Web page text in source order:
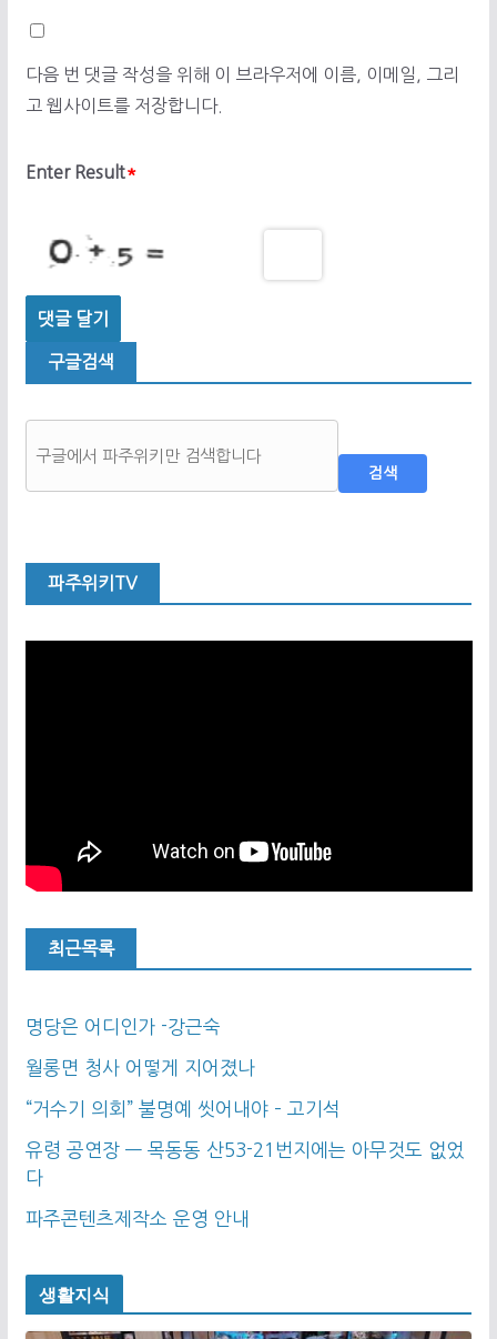
다음 번 댓글 작성을 위해 이 브라우저에 이름, 이메일, 그리
고 웹사이트를 저장합니다.
Enter Result*
구글검색
검색
파주위키TV
최근목록
명당은 어디인가 -강근숙
월롱면 청사 어떻게 지어졌나
“거수기 의회” 불명예 씻어내야 – 고기석
유령 공연장 — 목동동 산53-21번지에는 아무것도 없었
다
파주콘텐츠제작소 운영 안내
생활지식